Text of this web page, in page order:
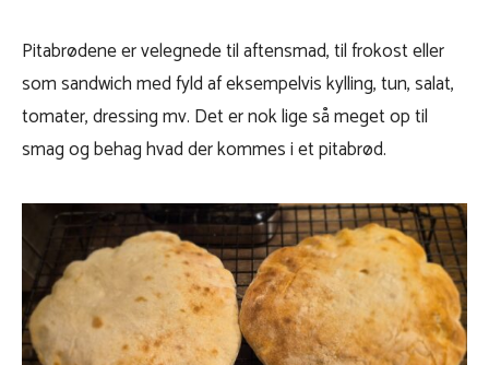
Pitabrødene er velegnede til aftensmad, til frokost eller
som sandwich med fyld af eksempelvis kylling, tun, salat,
tomater, dressing mv. Det er nok lige så meget op til
smag og behag hvad der kommes i et pitabrød.